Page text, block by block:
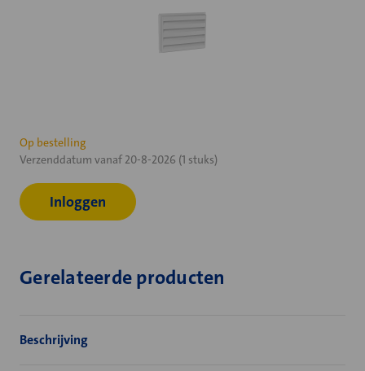
Huidige
voorraad:
Op bestelling
Verzenddatum vanaf 20-8-2026 (1 stuks)
Inloggen
Gerelateerde producten
Beschrijving